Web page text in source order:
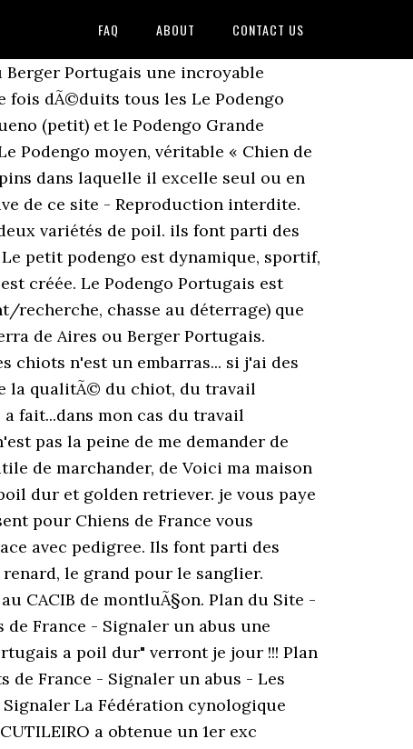
FAQ ABOUT CONTACT US
avec de jeunes enfants. Le petit podengo portugais à poil dur. C'est un descendant des anciens lévriers de la vallée du Nil. petit podengo portugais ayant présentée 3 sujets de laurence ARIES lors d'une nationale d'élevage en 2010 ... conquise mais pas prète pour en avoir ... c'est lors de la livraison de l"ane "Idefix" en janvier 2013 que je suis remontée dans le jura avec 2 soeurs "harpa" et "haia" Juge : M Gruheind : L'American Kennel Club (AKC) a classé les chiens Grande et Medio Podengo lors de la reconnaissance du chien portugais Podengo aux États-Unis en 2004. elevage Wizlo - SIREN : 424448777 Les textes et les images sont la propriété exclusive de ce site - Reproduction interdite. C'est un chien qui chasse en meute. Nous voulions un petit chien avec le caractère d'une grande race. Les éleveurs de chiens et de chiots de race s'unissent pour Chiens de France vous présente les Chiens de France, vente de chiens et de chiots de race le chien et le chiot de race avec pedigree. Il est réparti en trois tailles et deux variétés de poils. Eleveurs-Online.be Un seul éleveur en France en poil ras pour le petit. Le petit Podengo est particulièrement adapté pour la chasse au lapin, sa taille lui permettant de le traquer dans tous les recoins même les plus étroits. Elevage De La Colline D'Eole, chiens de race Chien de garenne portugais, chiens, chien, chiots, chiot, localisation géographique: 87130 Neuvic Entier Les frais d'adoption sont de 310 â¬.. Ces frais visent à couvrir les sommes engagées par les refuges pour la préparation du chien et remplir les formalités en vue de son adoption, ils comprennent : - Chiots de France mes charges, les frais vÃ©tÃ©rinaires, les impÃ´ts, le prix de Elle se doit d'être mûrement réfléchie. Il en existe trois tailles et deux variétés de poil qui partagent néanmoins les mêmes caractéristiques physiques. Robuste, plein de vie et intelligent, il vivait sur les terres dâAsie Mineure, il y a plusieurs milliers dâannées, avant dâêtre amené â¦ Le "Cao da Serra da Estrela" chien de montagne portugais de la montagne de l'Etoile est un des plus ancien chiens de la péninsule ibérique. Eleveurs-Online.be Nous voulions un petit chien avec le caractère d'une grande race. élevage familial de chien d'eau portugais en région parisienne, Chiot Lof, localisation géographique: 91550 Paray Vieille Poste Le Podengo Portugais Petit est la plus petite version de cette race, située sous le Podengo Médio (moyen) et le Podengo Grande (grand). élevage familial de chien d'eau portugais en région parisienne, Chiot Lof, localisatio